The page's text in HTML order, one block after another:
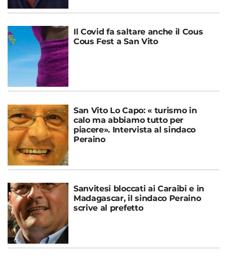
Il Covid fa saltare anche il Cous
Cous Fest a San Vito
San Vito Lo Capo: « turismo in
calo ma abbiamo tutto per
piacere». Intervista al sindaco
Peraino
Sanvitesi bloccati ai Caraibi e in
Madagascar, il sindaco Peraino
scrive al prefetto